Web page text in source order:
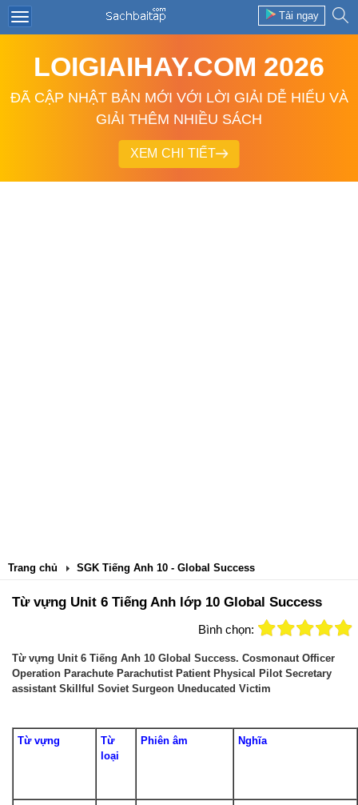
Tải ngay
LOIGIAIHAY.COM 2026
ĐÃ CẬP NHẬT BẢN MỚI VỚI LỜI GIẢI DỄ HIỂU VÀ
GIẢI THÊM NHIỀU SÁCH
XEM CHI TIẾT
Trang chủ SGK Tiếng Anh 10 - Global Success
Từ vựng Unit 6 Tiếng Anh lớp 10 Global Success
Bình chọn:
Từ vựng Unit 6 Tiếng Anh 10 Global Success. Cosmonaut Officer
Operation Parachute Parachutist Patient Physical Pilot Secretary
assistant Skillful Soviet Surgeon Uneducated Victim
Từ vựng
Từ
loại
Phiên âm Nghĩa